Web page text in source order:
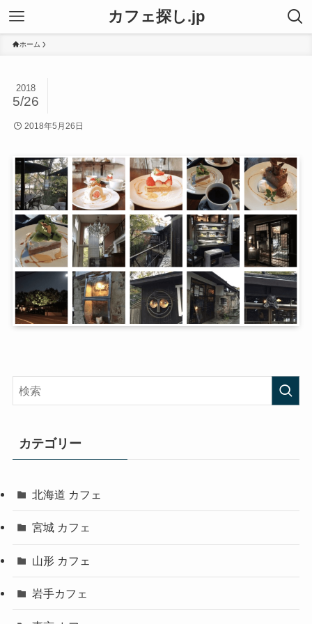
カフェ探し.jp
ホーム
2018
5/26
2018年5月26日
カテゴリー
北海道 カフェ
宮城 カフェ
山形 カフェ
岩手カフェ